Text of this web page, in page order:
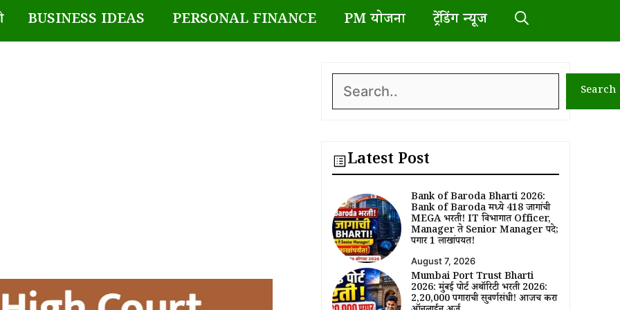
BUSINESS IDEAS PERSONAL FINANCE PM योजना ट्रेंडिंग न्यूज
Search Search
Latest Post
Bank of Baroda Bharti 2026:
Bank of Baroda मध्ये 418 जागांची
MEGA भरती! IT विभागात Officer,
Manager ते Senior Manager पदे;
पगार ₹1 लाखांपर्यंत!
August 7, 2026
Mumbai Port Trust Bharti
2026: मुंबई पोर्ट अथॉरिटी भरती 2026:
₹2,20,000 पगाराची सुवर्णसंधी! आजच करा